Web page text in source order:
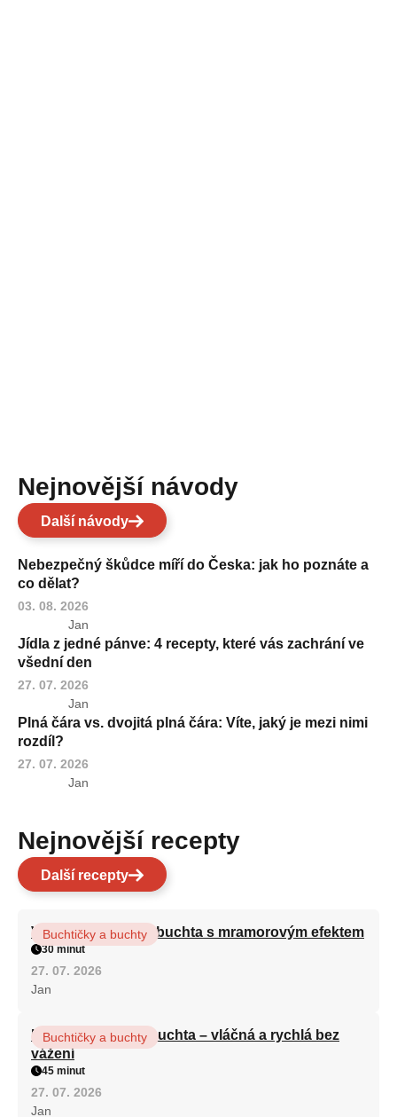
Nejnovější návody
Další návody
Nebezpečný škůdce míří do Česka: jak ho poznáte a
co dělat?
03. 08. 2026
Jan
Jídla z jedné pánve: 4 recepty, které vás zachrání ve
všední den
27. 07. 2026
Jan
Plná čára vs. dvojitá plná čára: Víte, jaký je mezi nimi
rozdíl?
27. 07. 2026
Jan
Nejnovější recepty
Další recepty
Vláčná olejová litá buchta s mramorovým efektem
Buchtičky a buchty
30 minut
27. 07. 2026
Jan
Hrnková maková buchta – vláčná a rychlá bez
vážení
Buchtičky a buchty
45 minut
27. 07. 2026
Jan